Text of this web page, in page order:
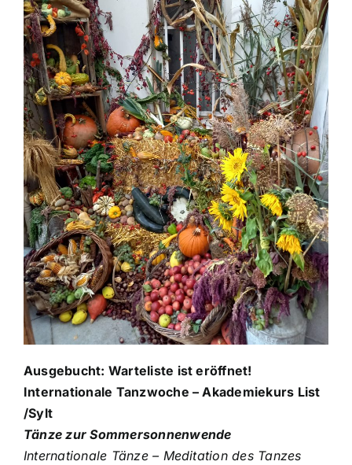
Ausgebucht: Warteliste ist eröffnet!
Internationale Tanzwoche – Akademiekurs List
/Sylt
Tänze zur Sommersonnenwende
Internationale Tänze – Meditation des Tanzes